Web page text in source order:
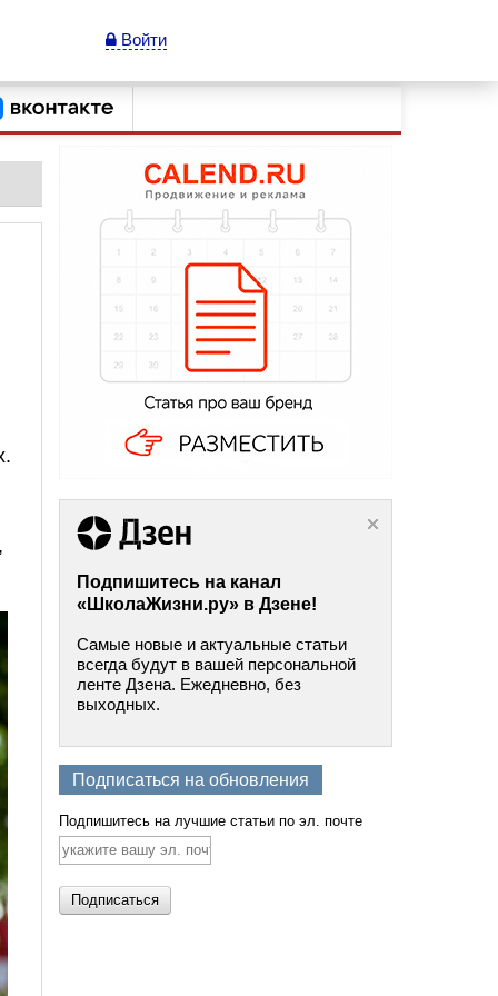
Войти
Подпишитесь на канал
«ШколаЖизни.ру» в Дзене!
Самые новые и актуальные статьи
всегда будут в вашей персональной
ленте Дзена. Ежедневно, без
выходных.
Подписаться на обновления
Подпишитесь на лучшие статьи по эл. почте